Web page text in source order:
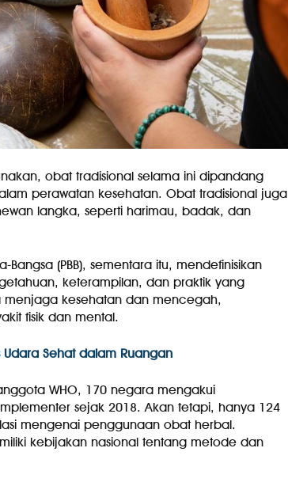
obat tradisional selama ini dipandang
perawatan kesehatan. Obat tradisional juga
langka, seperti harimau, badak, dan
Bangsa (PBB), sementara itu, mendefinisikan
keterampilan, dan praktik yang
kesehatan dan mencegah,
fisik dan mental.
Sehat dalam Ruangan
WHO, 170 negara mengakui
sejak 2018. Akan tetapi, hanya 124
mengenai penggunaan obat herbal.
kebijakan nasional tentang metode dan